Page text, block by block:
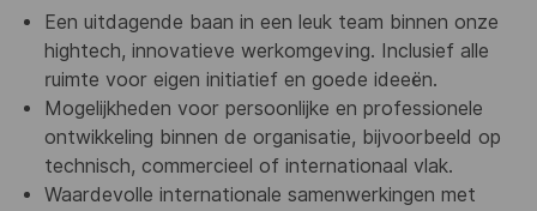
Een uitdagende baan in een leuk team binnen onze
hightech, innovatieve werkomgeving. Inclusief alle
ruimte voor eigen initiatief en goede ideeën.
Mogelijkheden voor persoonlijke en professionele
ontwikkeling binnen de organisatie, bijvoorbeeld op
technisch, commercieel of internationaal vlak.
Waardevolle internationale samenwerkingen met